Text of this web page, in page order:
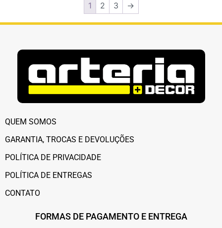
1 2 3 →
QUEM SOMOS
GARANTIA, TROCAS E DEVOLUÇÕES
POLÍTICA DE PRIVACIDADE
POLÍTICA DE ENTREGAS
CONTATO
FORMAS DE PAGAMENTO E ENTREGA